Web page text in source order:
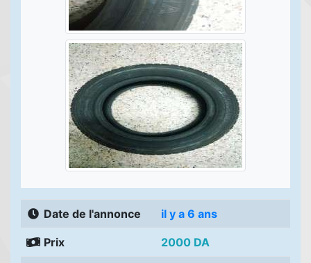
Date de l'annonce il y a 6 ans
Prix 2000 DA